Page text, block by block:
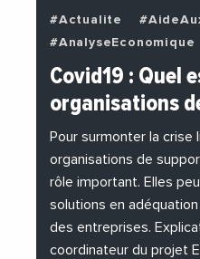
#Actualite
#AnalyseEconomique
#BuzzNews
#EnDirectDe
#Institutions
Covid19 : Quel
organisations
Pour surmonter la crise
organisations de
rôle important. Elles
solutions en
des entreprises.
coordinateur du projet